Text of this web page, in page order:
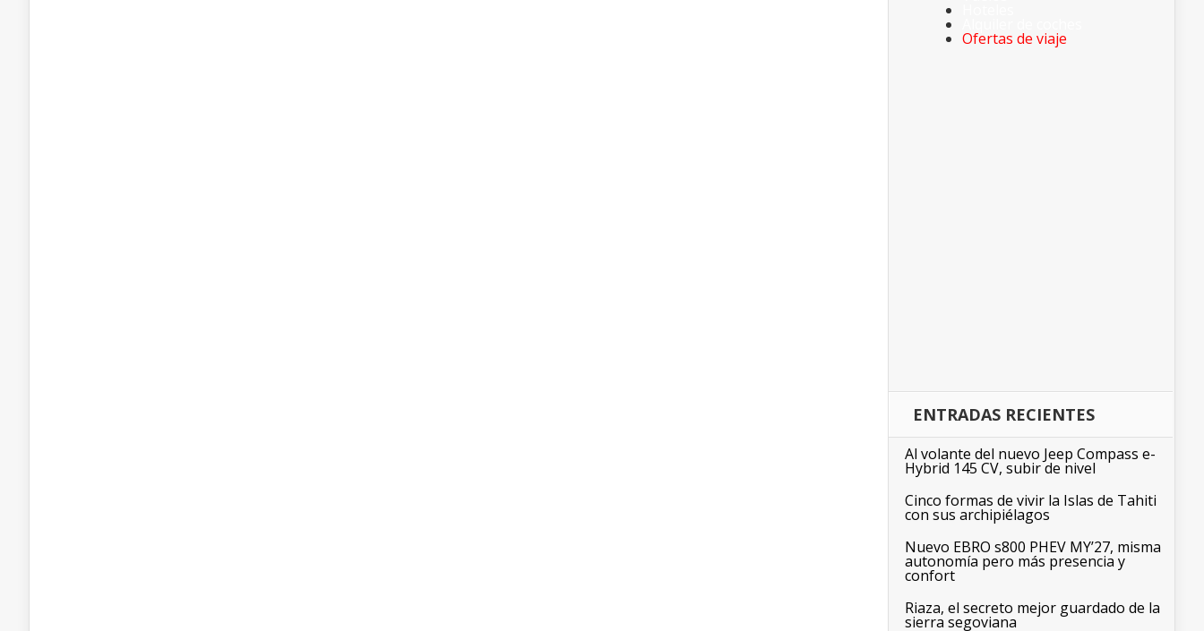
Ofertas de viaje
ENTRADAS RECIENTES
Al volante del nuevo Jeep Compass e-
Hybrid 145 CV, subir de nivel
Cinco formas de vivir la Islas de Tahiti
con sus archipiélagos
Nuevo EBRO s800 PHEV MY’27, misma
autonomía pero más presencia y
confort
Riaza, el secreto mejor guardado de la
sierra segoviana